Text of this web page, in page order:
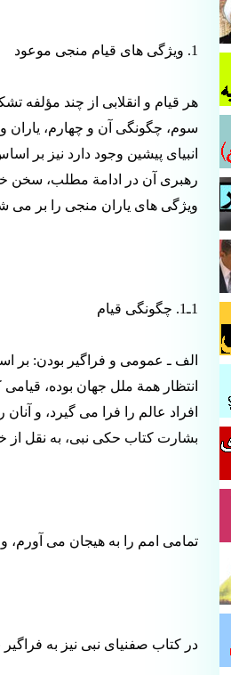
1. ویژگی های قیام منجی موعود
هر قیام و انقلابی از چند مؤلفه
سوم، چگونگی آن و چهارم، یاران و
انبیای پیشین وجود دارد نیز بر
رهبری آن در ادامة مطلب، سخن
ویژگی های یاران منجی را بر می
1ـ1. چگونگی قیام
الف ـ عمومی و فراگیر بودن: بر
انتظار همة ملل جهان بوده، قیامی
افراد عالم را فرا می گیرد، و
بشارت کتاب حکی نبی، به نقل از
تمامی امم را به هیجان می
در کتاب صفنیای نبی نیز به